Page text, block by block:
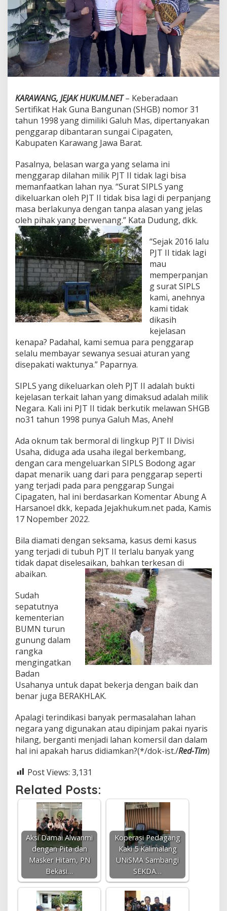
d
i
K
r
a
w
a
g
KARAWANG, JEJAK HUKUM.NET– Keberadaan
Sertifikat Hak Guna Bangunan (SHGB) nomor 31
tahun 1998 yang dimiliki Galuh Mas, dipertanyakan
penggarap dibantaran sungai Cipagaten,
Kabupaten Karawang Jawa Barat.
Pasalnya, belasan warga yang selama ini
menggarap dilahan milik PJT II tidak lagi bisa
memanfaatkan lahan nya. “Surat SIPLS yang
dikeluarkan oleh PJT II tidak bisa lagi di perpanjang
masa berlakunya dengan tanpa alasan yang jelas
oleh pihak yang berwenang.” Kata Dudung, dkk.
“Sejak 2016 lalu
PJT II tidak lagi
mau
memperpanjan
g surat SIPLS
kami, anehnya
kami tidak
dikasih
kejelasan
kenapa? Padahal, kami semua para penggarap
selalu membayar sewanya sesuai aturan yang
disepakati waktunya.” Paparnya.
SIPLS yang dikeluarkan oleh PJT II adalah bukti
kejelasan terkait lahan yang dimaksud adalah milik
Negara. Kali ini PJT II tidak berkutik melawan SHGB
no31 tahun 1998 punya Galuh Mas, Aneh!
Ada oknum tak bermoral di lingkup PJT II Divisi
Usaha, diduga ada usaha ilegal berkembang,
dengan cara mengeluarkan SIPLS Bodong agar
dapat menarik uang dari para penggarap seperti
yang terjadi pada para penggarap Sungai
Cipagaten, hal ini berdasarkan Komentar Abung A
Harsanoel dkk, kepada Jejakhukum.net pada, Kamis
17 Nopember 2022.
Bila diamati dengan seksama, kasus demi kasus
yang terjadi di tubuh PJT II terlalu banyak yang
tidak dapat diselesaikan, bahkan terkesan di
abaikan.
Sudah
sepatutnya
kementerian
BUMN turun
gunung dalam
rangka
mengingatkan
Badan
Usahanya untuk dapat bekerja dengan baik dan
benar juga BERAKHLAK.
Apalagi terindikasi banyak permasalahan lahan
negara yang digunakan atau dipinjam pakai nyaris
hilang, berganti menjadi lahan komersil dan dalam
hal ini apakah harus didiamkan?(*/dok-ist./Red-Tim)
Post Views: 3,131
Related Posts:
Aksi Damai Alwanmi
dengan Pita dan
Masker Hitam, PN
Bekasi…
Koperasi Pedagang
Kaki 5 Kalimalang
UNiSMA Sambangi
SEKDA…